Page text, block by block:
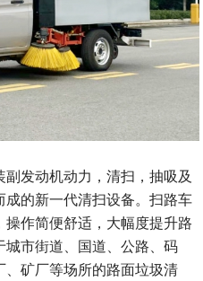
发动机动力，清扫，抽吸及
的新一代清扫设备。扫路车
作简便舒适，大幅度提升路
市街道、国道、公路、码
矿厂等场所的路面垃圾清